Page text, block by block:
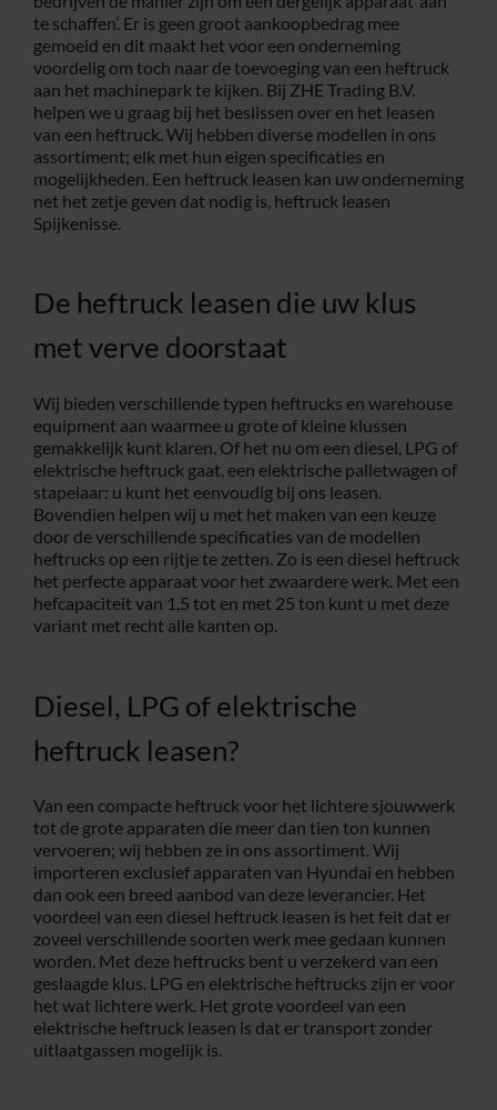
te schaffen’. Er is geen groot aankoopbedrag mee
gemoeid en dit maakt het voor een onderneming
voordelig om toch naar de toevoeging van een heftruck
aan het machinepark te kijken. Bij ZHE Trading B.V.
helpen we u graag bij het beslissen over en het leasen
van een heftruck. Wij hebben diverse modellen in ons
assortiment; elk met hun eigen specificaties en
mogelijkheden. Een heftruck leasen kan uw onderneming
net het zetje geven dat nodig is, heftruck leasen
Spijkenisse.
De heftruck leasen die uw klus
met verve doorstaat
Wij bieden verschillende typen heftrucks en warehouse
equipment aan waarmee u grote of kleine klussen
gemakkelijk kunt klaren. Of het nu om een diesel, LPG of
elektrische heftruck gaat, een elektrische palletwagen of
stapelaar: u kunt het eenvoudig bij ons leasen.
Bovendien helpen wij u met het maken van een keuze
door de verschillende specificaties van de modellen
heftrucks op een rijtje te zetten. Zo is een diesel heftruck
het perfecte apparaat voor het zwaardere werk. Met een
hefcapaciteit van 1,5 tot en met 25 ton kunt u met deze
variant met recht alle kanten op.
Diesel, LPG of elektrische
heftruck leasen?
Van een compacte heftruck voor het lichtere sjouwwerk
tot de grote apparaten die meer dan tien ton kunnen
vervoeren; wij hebben ze in ons assortiment. Wij
importeren exclusief apparaten van Hyundai en hebben
dan ook een breed aanbod van deze leverancier. Het
voordeel van een diesel heftruck leasen is het feit dat er
zoveel verschillende soorten werk mee gedaan kunnen
worden. Met deze heftrucks bent u verzekerd van een
geslaagde klus. LPG en elektrische heftrucks zijn er voor
het wat lichtere werk. Het grote voordeel van een
elektrische heftruck leasen is dat er transport zonder
uitlaatgassen mogelijk is.